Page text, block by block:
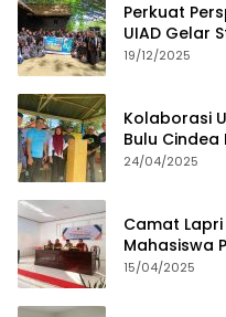
Perkuat
UIAD Gelar
19/12/2025
Kolaborasi
Bulu
24/04/2025
Camat
Mahasiswa
15/04/2025